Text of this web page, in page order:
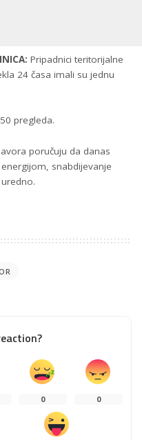
Pripadnici teritorijalne
24 časa imali su jednu
50 pregleda.
poručuju da danas
snabdijevanje
0 0